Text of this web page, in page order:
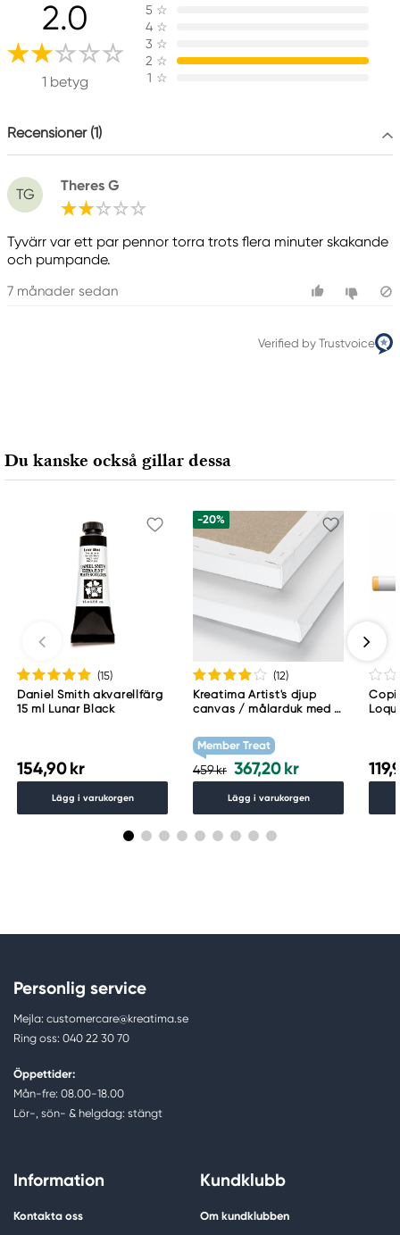
Pilot
Pilot Europé
PAE de la Caille
74350 Allonzier-la-Caille, France
2.0
1 betyg
5 ☆
4 ☆
3 ☆
2 ☆
1 ☆
Recensioner (1)
TG
Theres G
Tyvärr var ett par pennor torra trots flera minuter skakande
och pumpande.
7 månader sedan
Verified by Trustvoice
Du kanske också gillar dessa
(15)
Daniel Smith akvarellfärg
15 ml Lunar Black
154,90 kr
Lägg i varukorgen
-20%
(12)
Kreatima Artist's djup
canvas / målarduk med 4
g/m²
Member Treat
459 kr 367,20 kr
Lägg i varukorgen
Personlig service
Mejla: customercare@kreatima.se
Ring oss: 040 22 30 70
Öppettider:
Mån-fre: 08.00-18.00
Lör-, sön- & helgdag: stängt
Information
Kontakta oss
Kundklubb
Om kundklubben